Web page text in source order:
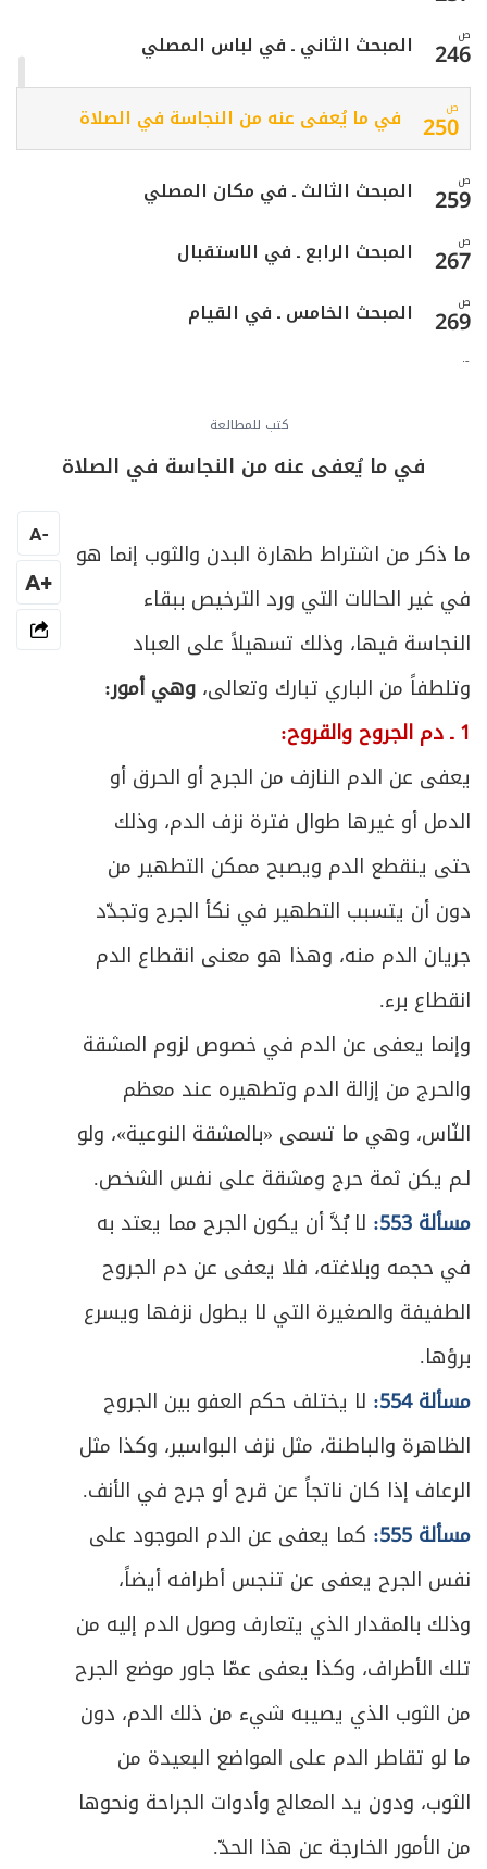
كتب للمطالعة
في ما يُعفى عنه من النجاسة في الصلاة
ما ذكر من اشتراط طهارة البدن والثوب إنما هو
في غير الحالات التي ورد الترخيص ببقاء
النجاسة فيها، وذلك تسهيلاً على العباد
وتلطفاً من الباري تبارك وتعالى، وهي أمور:
1 ـ دم الجروح والقروح:
يعفى عن الدم النازف من الجرح أو الحرق أو
الدمل أو غيرها طوال فترة نزف الدم، وذلك
حتى ينقطع الدم ويصبح ممكن التطهير من
دون أن يتسبب التطهير في نكأ الجرح وتجدّد
جريان الدم منه، وهذا هو معنى انقطاع الدم
انقطاع برء.
وإنما يعفى عن الدم في خصوص لزوم المشقة
والحرج من إزالة الدم وتطهيره عند معظم
النّاس، وهي ما تسمى «بالمشقة النوعية»، ولو
لـم يكن ثمة حرج ومشقة على نفس الشخص.
مسألة 553:
لا بُدَّ أن يكون الجرح مما يعتد به
في حجمه وبلاغته، فلا يعفى عن دم الجروح
الطفيفة والصغيرة التي لا يطول نزفها ويسرع
برؤها.
مسألة 554:
لا يختلف حكم العفو بين الجروح
الظاهرة والباطنة، مثل نزف البواسير، وكذا مثل
الرعاف إذا كان ناتجاً عن قرح أو جرح في الأنف.
مسألة 555:
كما يعفى عن الدم الموجود على
نفس الجرح يعفى عن تنجس أطرافه أيضاً،
وذلك بالمقدار الذي يتعارف وصول الدم إليه من
تلك الأطراف، وكذا يعفى عمّا جاور موضع الجرح
من الثوب الذي يصيبه شيء من ذلك الدم، دون
ما لو تقاطر الدم على المواضع البعيدة من
الثوب، ودون يد المعالج وأدوات الجراحة ونحوها
من الأمور الخارجة عن هذا الحدّ.
-
A
+A
ص
246 المبحث الثاني ـ في لباس المصلي
ص
250 في ما يُعفى عنه من النجاسة في الصلاة
ص
259 المبحث الثالث ـ في مكان المصلي
ص
267 المبحث الرابع ـ في الاستقبال
ص
269 المبحث الخامس ـ في القيام
ص
أحكام الأذان والإقامة
283 المبحث الثاني ـ تكبيرة الإحرام
ص
284 المبحث الثالث ـ القراءة والذكر
295 المبحث الرابع ـ الركوع
ص
299 المبحث الخامس ـ السجود
ص
311 المبحث السادس ـ التشهد والتسليم
317 الفصل الثالث: الخلل الواقع في الصلاة
ص
320 المبحث الأول : منافيات الصلاة
ص
324
333 المبحث الثالث ـ في الشك
ص
349 الفصل الرابع: صلاة المسافر
351 القصر والتمام
ص
352 الوَطن وأقسامه
ص
355 المبحث الأول ـ في ما يتحقّق به السفر
360
ص
367 المبحث الثالث ـ من يستثنى من حكم القصر
ص
376 المبحث الرابع ـ مبدأ الشروع في القصر
ص
378
المبحث الخامس ـ أحكام الخلل في صلاة
381 الفصل الخامس: في صلاة الجماعة
ص
384
المبحث الأول ـ في الصلوات التي يسوغ فيها
الاقتداء
ص
386 المبحث الثاني ـ في كيفية الاقتداء
ص
388 المبحث الثالث ـ في شروط الاقتداء